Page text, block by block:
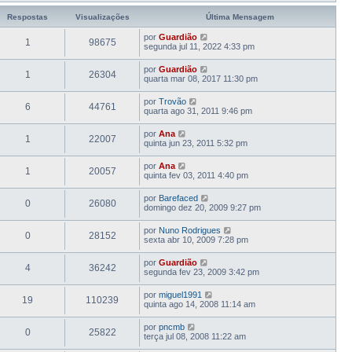
Respostas Visualizações Última Mensagem
1 98675 por Guardião
segunda jul 11, 2022 4:33 pm
1 26304 por Guardião
quarta mar 08, 2017 11:30 pm
6 44761 por Trovão
quarta ago 31, 2011 9:46 pm
1 22007 por Ana
quinta jun 23, 2011 5:32 pm
1 20057 por Ana
quinta fev 03, 2011 4:40 pm
0 26080 por Barefaced
domingo dez 20, 2009 9:27 pm
0 28152 por Nuno Rodrigues
sexta abr 10, 2009 7:28 pm
4 36242 por Guardião
segunda fev 23, 2009 3:42 pm
19 110239 por miguel1991
quinta ago 14, 2008 11:14 am
0 25822 por pncmb
terça jul 08, 2008 11:22 am